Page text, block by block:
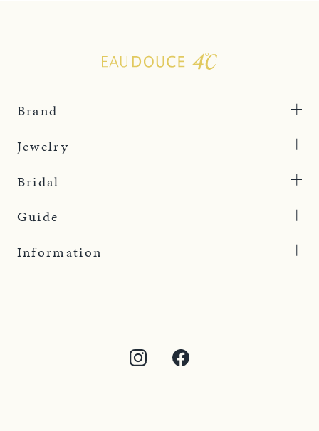
Brand
Jewelry
Bridal
Guide
Information